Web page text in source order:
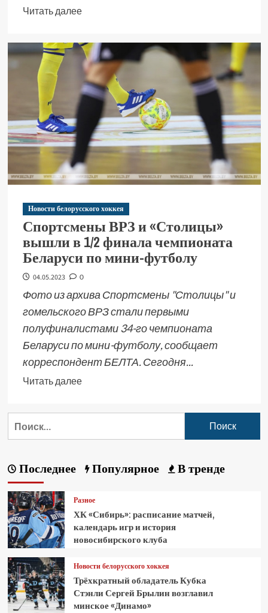
Читать далее
Новости белорусского хоккея
Спортсмены ВРЗ и «Столицы»
вышли в 1/2 финала чемпионата
Беларуси по мини-футболу
04.05.2023 0
Фото из архива Спортсмены "Столицы" и
гомельского ВРЗ стали первыми
полуфиналистами 34-го чемпионата
Беларуси по мини-футболу, сообщает
корреспондент БЕЛТА. Сегодня...
Читать далее
Последнее Популярное В тренде
Разное
ХК «Сибирь»: расписание матчей,
календарь игр и история
новосибирского клуба
Новости белорусского хоккея
Трёхкратный обладатель Кубка
Стэнли Сергей Брылин возглавил
минское «Динамо»